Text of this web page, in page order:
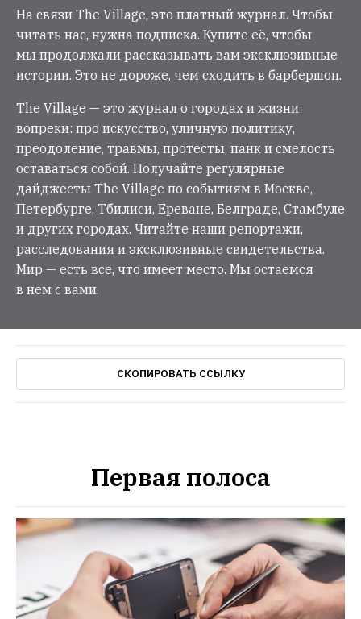
На связи The Village, это платный журнал. Чтобы
читать нас, нужна подписка. Купите её, чтобы
мы продолжали рассказывать вам эксклюзивные
истории. Это не дороже, чем сходить в барбершоп.
The Village — это журнал о городах и жизни
вопреки: про искусство, уличную политику,
преодоление, травмы, протесты, панк и смелость
оставаться собой. Получайте регулярные
дайджесты The Village по событиям в Москве,
Петербурге, Тбилиси, Ереване, Белграде, Стамбуле
и других городах. Читайте наши репортажи,
расследования и эксклюзивные свидетельства.
Мир — есть все, что имеет место. Мы остаемся
в нем с вами.
СКОПИРОВАТЬ ССЫЛКУ
Первая полоса